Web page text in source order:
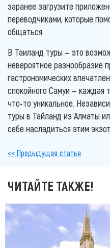
заранее загрузите
переводчиками, которые
общаться.
В Таиланд туры — это
невероятное разнообразие
гастрономических
спокойного Самуи — каждая
что-то уникальное.
туры в Тайланд из Алматы
себе насладиться этим
<< Предыдущая статья
ЧИТАЙТЕ ТАКЖЕ!